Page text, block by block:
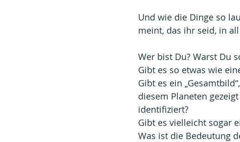
Und wie die Dinge so
meint, das ihr seid, in
Wer bist Du? Warst Du
Gibt es so etwas wie
Gibt es ein
diesem Planeten
identifiziert?
Gibt es vielleicht sogar
Was ist die Bedeutung